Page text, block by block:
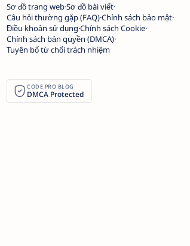
Sơ đồ trang webSơ đồ bài viết
Câu hỏi thường gặp (FAQ)Chính sách bảo mật
Điều khoản sử dụng Chính sách Cookie
Chính sách bản quyền (DMCA)
Tuyên bố từ chối trách nhiệm
CODE PRO BLOG
DMCA Protected